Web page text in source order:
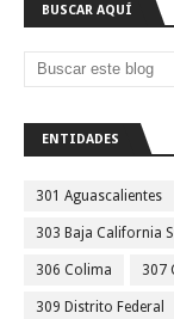
BUSCAR AQUÍ
ENTIDADES
301 Aguascalientes
303 Baja California
306 Colima 307
309 Distrito Federal